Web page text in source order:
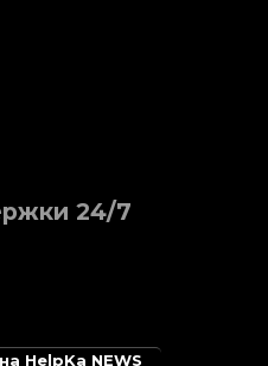
24/7
HelpKa NEWS